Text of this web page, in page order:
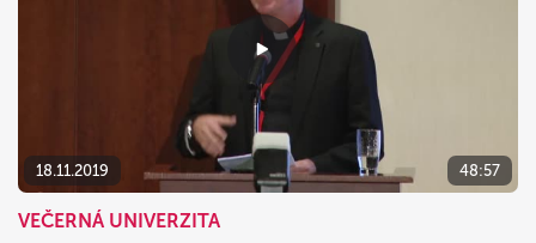
18.11.2019 48:57
VEČERNÁ UNIVERZITA